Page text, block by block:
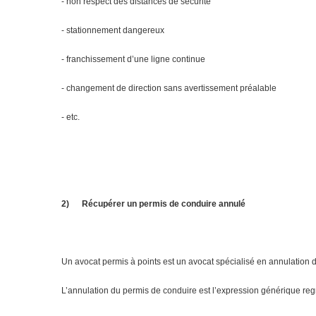
- stationnement dangereux
- franchissement d’une ligne continue
- changement de direction sans avertissement préalable
- etc.
2) Récupérer un permis de conduire annulé
Un avocat permis à points est un avocat spécialisé en
L’annulation du permis de conduire est l’expression générique